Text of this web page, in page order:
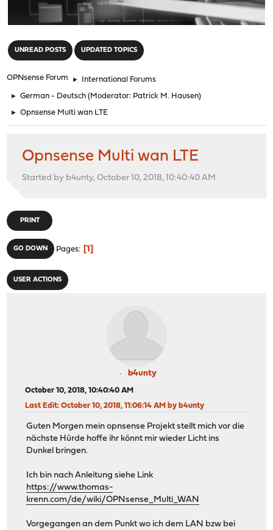
UNREAD POSTS UPDATED TOPICS
OPNsense Forum ► International Forums
► German - Deutsch (Moderator: Patrick M. Hausen)
► Opnsense Multi wan LTE
Opnsense Multi wan LTE
Started by b4unty, October 10, 2018, 10:40:40 AM
PRINT
GO DOWN Pages 1
USER ACTIONS
b4unty
October 10, 2018, 10:40:40 AM
Last Edit: October 10, 2018, 11:06:14 AM by b4unty
Guten Morgen mein opnsense Projekt stellt mich vor die
nächste Hürde hoffe ihr könnt mir wieder Licht ins
Dunkel bringen.
Ich bin nach Anleitung siehe Link
https://www.thomas-
krenn.com/de/wiki/OPNsense_Multi_WAN
Vorgegangen an dem Punkt wo ich dem LAN bzw bei